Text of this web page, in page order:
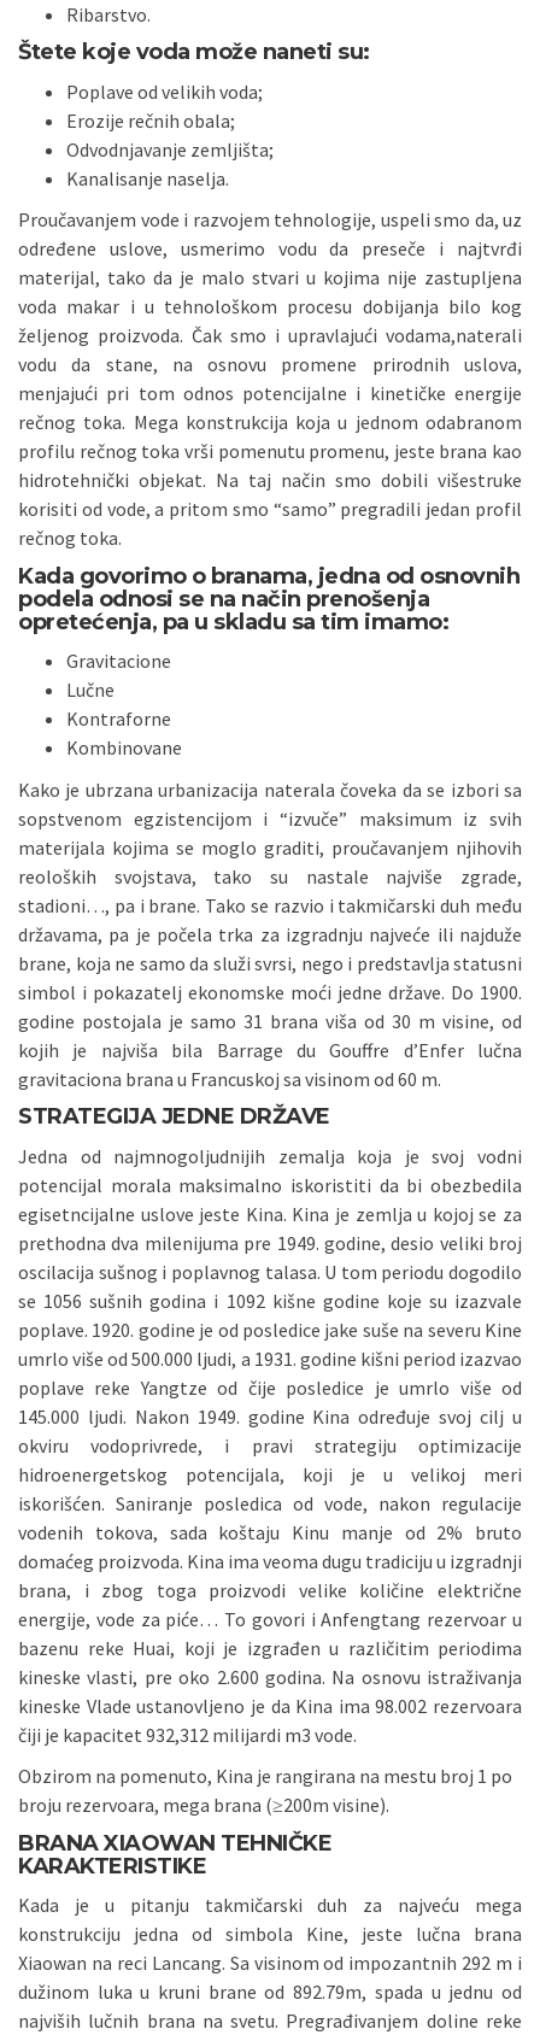
Ribarstvo.
Štete koje voda može naneti su:
Poplave od velikih voda;
Erozije rečnih obala;
Odvodnjavanje zemljišta;
Kanalisanje naselja.
Proučavanjem vode i razvojem tehnologije, uspeli smo da, uz
određene uslove, usmerimo vodu da preseče i najtvrđi
materijal, tako da je malo stvari u kojima nije zastupljena
voda makar i u tehnološkom procesu dobijanja bilo kog
željenog proizvoda. Čak smo i upravlajući vodama,naterali
vodu da stane, na osnovu promene prirodnih uslova,
menjajući pri tom odnos potencijalne i kinetičke energije
rečnog toka. Mega konstrukcija koja u jednom odabranom
profilu rečnog toka vrši pomenutu promenu, jeste brana kao
hidrotehnički objekat. Na taj način smo dobili višestruke
korisiti od vode, a pritom smo “samo” pregradili jedan profil
rečnog toka.
Kada govorimo o branama, jedna od osnovnih
podela odnosi se na način prenošenja
opretećenja, pa u skladu sa tim imamo:
Gravitacione
Lučne
Kontraforne
Kombinovane
Kako je ubrzana urbanizacija naterala čoveka da se izbori sa
sopstvenom egzistencijom i “izvuče” maksimum iz svih
materijala kojima se moglo graditi, proučavanjem njihovih
reoloških svojstava, tako su nastale najviše zgrade,
stadioni…, pa i brane. Tako se razvio i takmičarski duh među
državama, pa je počela trka za izgradnju najveće ili najduže
brane, koja ne samo da služi svrsi, nego i predstavlja statusni
simbol i pokazatelj ekonomske moći jedne države. Do 1900.
godine postojala je samo 31 brana viša od 30 m visine, od
kojih je najviša bila Barrage du Gouffre d’Enfer lučna
gravitaciona brana u Francuskoj sa visinom od 60 m.
STRATEGIJA JEDNE DRŽAVE
Jedna od najmnogoljudnijih zemalja koja je svoj vodni
potencijal morala maksimalno iskoristiti da bi obezbedila
egisetncijalne uslove jeste Kina. Kina je zemlja u kojoj se za
prethodna dva milenijuma pre 1949. godine, desio veliki broj
oscilacija sušnog i poplavnog talasa. U tom periodu dogodilo
se 1056 sušnih godina i 1092 kišne godine koje su izazvale
poplave. 1920. godine je od posledice jake suše na severu Kine
umrlo više od 500.000 ljudi, a 1931. godine kišni period izazvao
poplave reke Yangtze od čije posledice je umrlo više od
145.000 ljudi. Nakon 1949. godine Kina određuje svoj cilj u
okviru vodoprivrede, i pravi strategiju optimizacije
hidroenergetskog potencijala, koji je u velikoj meri
iskorišćen. Saniranje posledica od vode, nakon regulacije
vodenih tokova, sada koštaju Kinu manje od 2% bruto
domaćeg proizvoda. Kina ima veoma dugu tradiciju u izgradnji
brana, i zbog toga proizvodi velike količine električne
energije, vode za piće… To govori i Anfengtang rezervoar u
bazenu reke Huai, koji je izgrađen u različitim periodima
kineske vlasti, pre oko 2.600 godina. Na osnovu istraživanja
kineske Vlade ustanovljeno je da Kina ima 98.002 rezervoara
čiji je kapacitet 932,312 milijardi m3 vode.
Obzirom na pomenuto, Kina je rangirana na mestu broj 1 po
broju rezervoara, mega brana (≥200m visine).
BRANA XIAOWAN TEHNIČKE
KARAKTERISTIKE
Kada je u pitanju takmičarski duh za najveću mega
konstrukciju jedna od simbola Kine, jeste lučna brana
Xiaowan na reci Lancang. Sa visinom od impozantnih 292 m i
dužinom luka u kruni brane od 892.79m, spada u jednu od
najviših lučnih brana na svetu. Pregrađivanjem doline reke